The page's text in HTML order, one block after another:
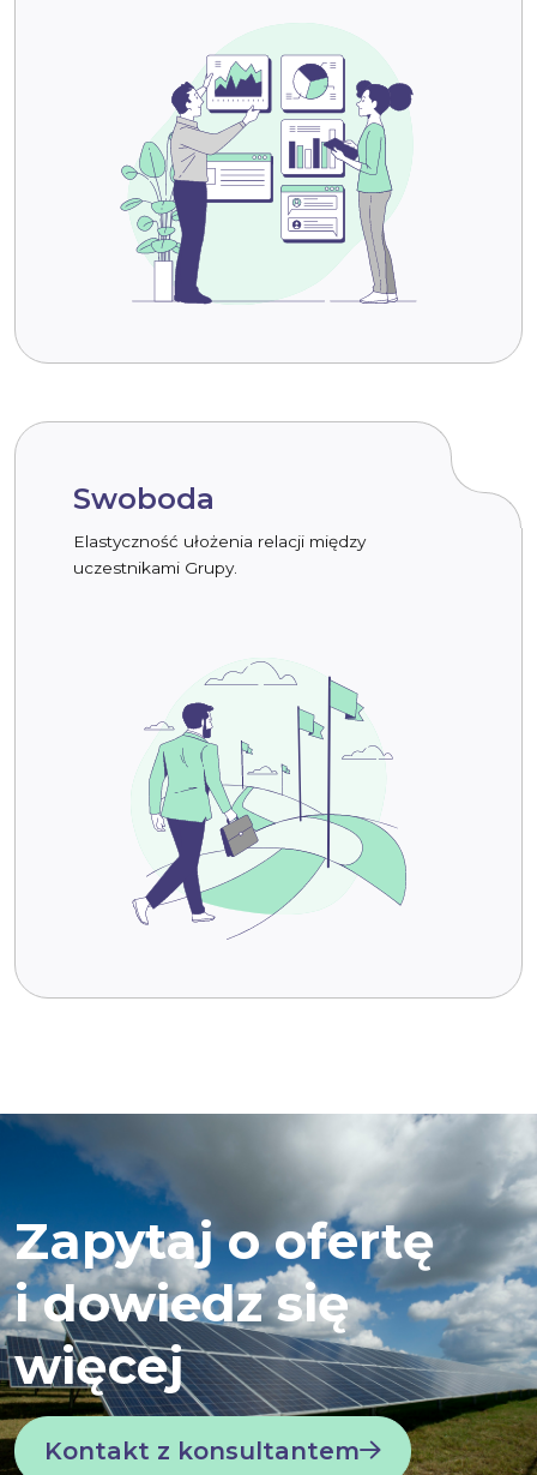
Swoboda
Elastyczność ułożenia relacji między
uczestnikami Grupy.
Zapytaj o ofertę
i dowiedz się
więcej
Kontakt z konsultantem